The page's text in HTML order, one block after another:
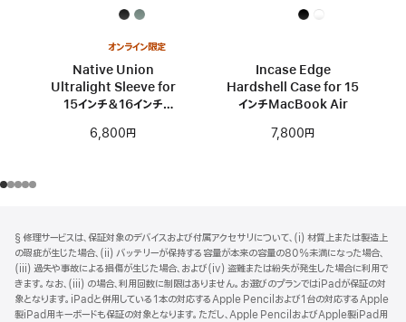
オンライン限定
Native Union
Ultralight Sleeve for
15インチ＆16インチ
6,800円
Incase Edge
Hardshell Case for 15
インチMacBook Air
7,800円
ッ
タ
ー
注
§ 修理サービスは、保証対象のデバイスおよび付属アクセサリについて、(i) 材質上または製造上
の瑕疵が生じた場合、(ii) バッテリーが保持する容量が本来の容量の80%未満になった場合、
(iii) 過失や事故による損傷が生じた場合、および(iv) 盗難または紛失が発生した場合に利用で
きます。なお、(iii) の場合、利用回数に制限はありません。お選びのプランではiPadが保証の対
象となります。iPadと併用している1本の対応するApple Pencilおよび1台の対応するApple
製iPad用キーボードも保証の対象となります。ただし、Apple PencilおよびApple製iPad用